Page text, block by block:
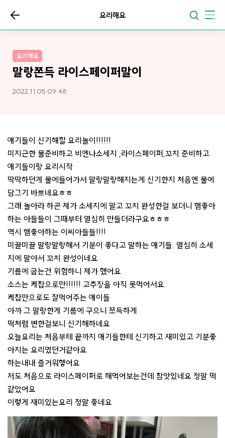
요리해요
요리해요
말랑쫀득 라이스페이퍼말이
2022.11.05 09:48
애기들이 신기해할 요리놀이!!!!!!
미지근한 물준비하고 비엔나소세지 ,라이스페이퍼,꼬치 준비하고
애기들이랑 요리시작
딱딱하던게 물에들어가서 말랑말랑해지는게 신기한지 처음엔 물에
담그기 바쁘네요ㅎㅎ
그래 놀아라 하곤 제가 소세지에 말고 꼬치 완성한걸 보더니 햄좋아
하는 아들들이 그때부터 열심히 만들더라구요ㅎㅎㅎ
역시 햄좋아하는 이씨아들들!!!!
미끌미끌 말랑말랑해서 기분이 좋다고 말하는 애기들. 열심히 소세
지에 말아서 꼬치 완성이네요
기름에 굽는건 위험하니 제가 했어요
소스는 케찹으로만!!!!!! 고추장을 아직 못먹어서요
케찹만으로도 잘먹어주는 애이들
아까 그 말랑한게 기름에 구으니 쪼득하게
떡처럼 변한걸보니 신기해하네요
오늘요리는 처음부테 끝까지 애기들한테 신기하고 재미있고 기분좋
아지는 요리였던거같아요
하는내내 즐거워햏어요
저도 처음으로 라이스페이퍼로 해먹어보는건데 참앗있네요 정말 떡
같았어요
이렇게 재미있는요리 정말 좋네요